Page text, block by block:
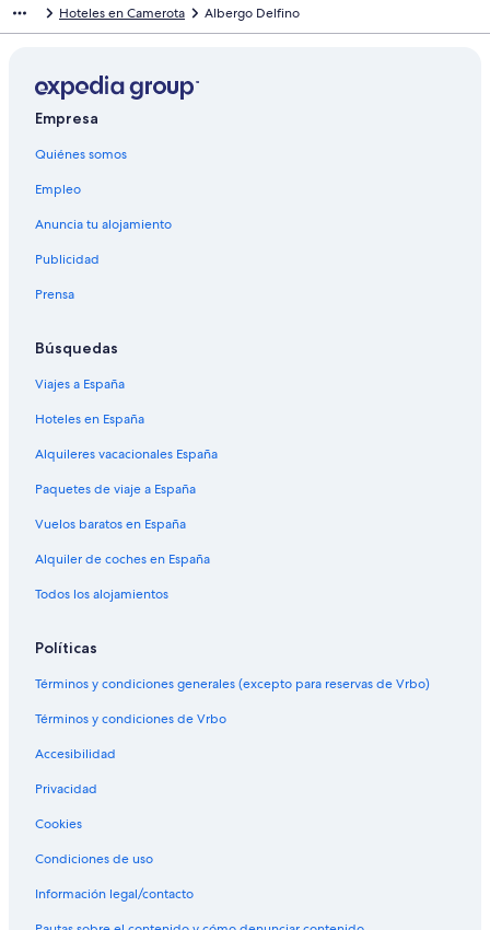
Hoteles en Camerota Albergo Delfino
Empresa
Quiénes somos
Empleo
Anuncia tu alojamiento
Publicidad
Prensa
Búsquedas
Viajes a España
Hoteles en España
Alquileres vacacionales España
Paquetes de viaje a España
Vuelos baratos en España
Alquiler de coches en España
Todos los alojamientos
Políticas
Términos y condiciones generales (excepto para reservas de Vrbo)
Términos y condiciones de Vrbo
Accesibilidad
Privacidad
Cookies
Condiciones de uso
Información legal/contacto